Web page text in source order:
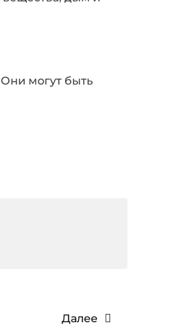
могут быть
Далее